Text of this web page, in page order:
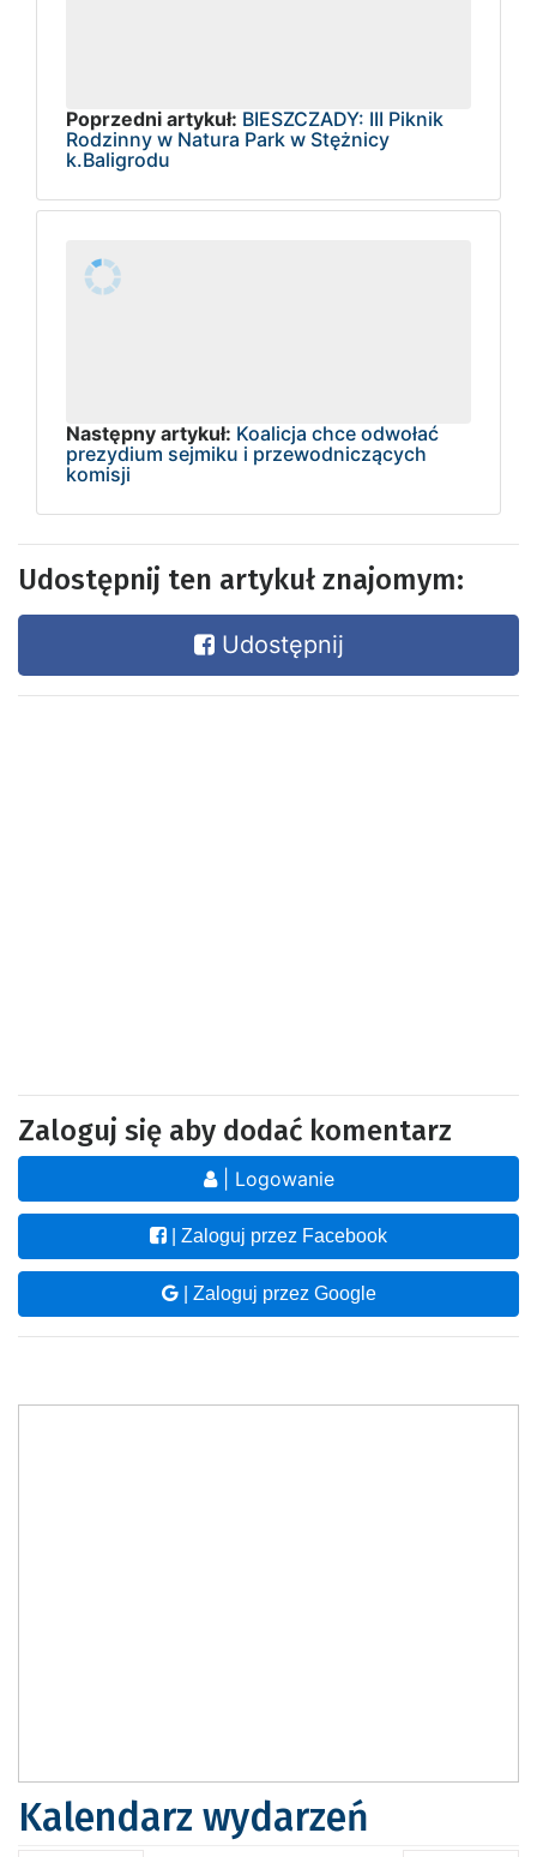
Poprzedni artykuł: BIESZCZADY: III Piknik
Rodzinny w Natura Park w Stężnicy
k.Baligrodu
Następny artykuł: Koalicja chce odwołać
prezydium sejmiku i przewodniczących
komisji
Udostępnij ten artykuł znajomym:
Udostępnij
Zaloguj się aby dodać komentarz
| Logowanie
| Zaloguj przez Facebook
| Zaloguj przez Google
Kalendarz wydarzeń